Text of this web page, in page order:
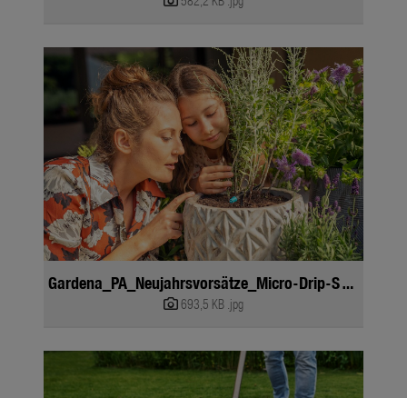
Gardena_PA_Neujahrsvorsätze_Micro-Drip-System
693,5 KB .jpg